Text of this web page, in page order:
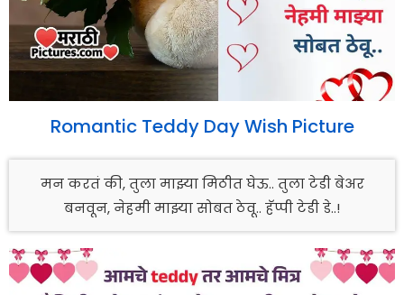
Romantic Teddy Day Wish Picture
मन करतं की, तुला माझ्या मिठीत घेऊ.. तुला टेडी बेअर
बनवून, नेहमी माझ्या सोबत ठेवू.. हॅप्पी टेडी डे..!